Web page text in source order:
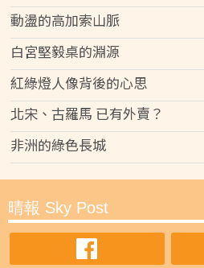
動盪的高加索山脈
白宮堅毅桌的淵源
紅綠燈人像背後的心思
北宋、古羅馬 已有外賣？
非洲的綠色長城
晴報 Sky Post